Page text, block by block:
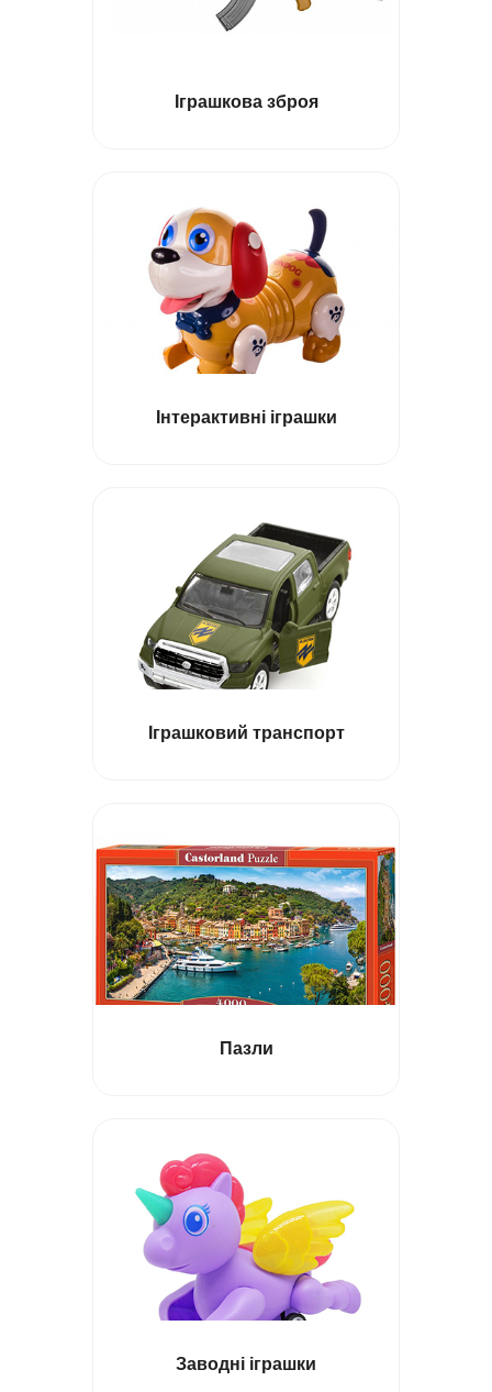
Іграшкова зброя
Інтерактивні іграшки
Іграшки повторюшки
Іграшковий транспорт
Трактори іграшки
Кобмайни дитячі
Трамваї іграшки
Металеві машинки
Пазли
Пазли на 2000
Заводні іграшки